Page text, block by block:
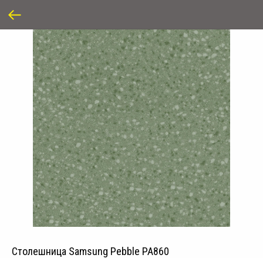
Столешница Samsung Pebble PA860